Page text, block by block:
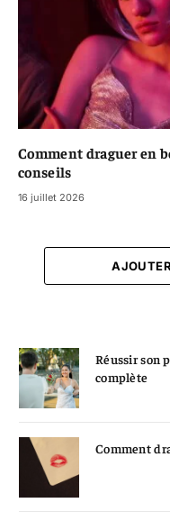
Comment draguer en
conseils
16 juillet 2026
Réussir son
complète
Comment